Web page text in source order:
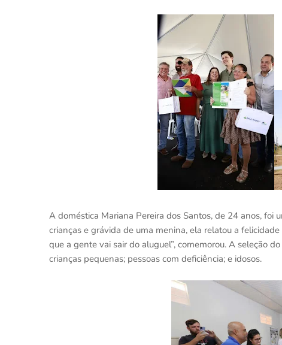
A doméstica Mariana Pereira dos Santos, de 24 anos, foi
crianças e grávida de uma menina, ela relatou a
que a gente vai sair do aluguel”, comemorou. A seleção
crianças pequenas; pessoas com deficiência; e idosos.